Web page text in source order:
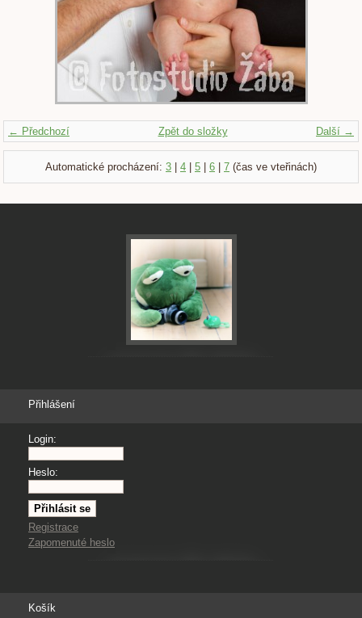
← Předchozí Další →
Zpět do složky
Automatické procházení: 3 4 5 6 7 (čas ve vteřinách)
Přihlášení
Login:
Heslo:
Registrace
Zapomenuté heslo
Košík